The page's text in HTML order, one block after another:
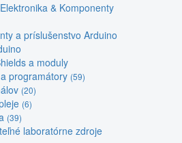
& Komponenty
a príslušenstvo Arduino
a moduly
programátory (59)
(20)
(6)
(39)
laboratórne zdroje